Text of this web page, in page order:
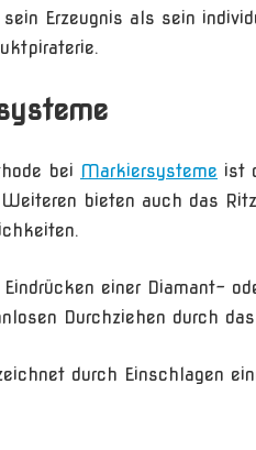
Erzeugnis als sein
bei Markiersysteme ist
bieten auch das
einer Diamant-
Durchziehen durch
durch Einschlagen